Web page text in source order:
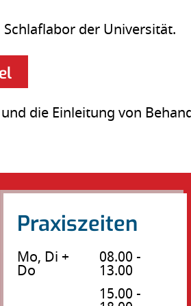
der Universität.
die Einleitung von
Praxiszeiten
Mo, Di +
Do
08.00 -
13.00
15.00 -